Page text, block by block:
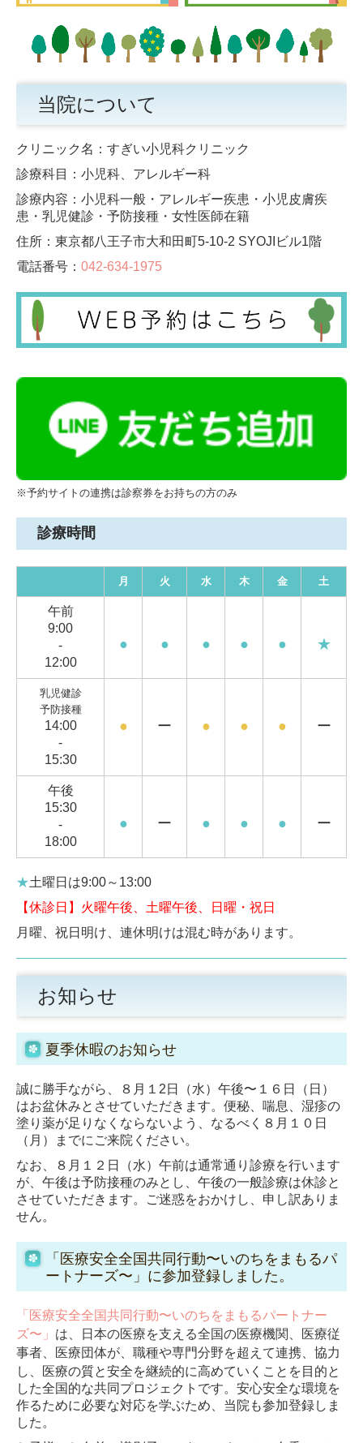
当院について
クリニック名： すぎい小児科クリニック
診療科目：小児科、アレルギー科
診療内容：小児科一般・アレルギー疾患・小児皮膚疾
患・乳児健診・予防接種・女性医師在籍
住所：東京都八王子市大和田町5-10-2 SYOJIビル1階
電話番号： 042-634-1975
※予約サイトの連携は診察券をお持ちの方のみ
診療時間
月 火 水 木 金 土
午前
9:00
-
12:00
● ● ● ● ● ★
乳児健診
予防接種
14:00
-
15:30
● ー ● ● ● ー
午後
15:30
-
18:00
● ー ● ● ● ー
★土曜日は9:00～13:00
【休診日】 火曜午後、土曜午後、日曜・祝日
月曜、祝日明け、連休明けは混む時があります。
お知らせ
夏季休暇のお知らせ
誠に勝手ながら、８月１2 日（水）午後〜１６日（日）
はお盆休みとさせていただきます。便秘、喘息、湿疹の
塗り薬が足りなくならないよう、なるべく８月１０日
（月）までにご来院ください。
なお、８月１２日（水）午前は通常通り診療を行います
が、午後は予防接種のみとし、午後の一般診療は休診と
させていただきます。ご迷惑をおかけし、申し訳ありま
せん。
「医療安全全国共同行動〜いのちをまもるパ
ートナーズ〜」に参加登録しました。
「医療安全全国共同行動〜いのちをまもるパートナー
ズ〜」 は、日本の医療を支える全国の医療機関、医療従
事者、医療団体が、職種や専門分野を超えて連携、協力
し、
医療の質と安全を継続的に高めていくことを目的と
した全国的な共同プロジェクトです。 安心安全な環境を
作るために必要な対応を学ぶため、当院も参加登録しま
した。